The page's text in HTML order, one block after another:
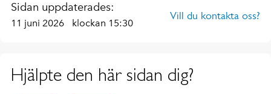
Sidan uppdaterades:
11 juni 2026 klockan 15:30
Vill du kontakta oss?
Hjälpte den här sidan dig?